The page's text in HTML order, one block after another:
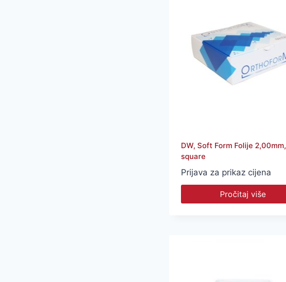
DW, Soft Form Folije 2,00mm,
square
Prijava za prikaz cijena
Pročitaj više